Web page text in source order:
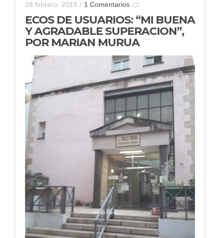
28 febrero, 2019 / 1 Comentarios
ECOS DE USUARIOS: “MI BUENA
Y AGRADABLE SUPERACION”,
POR MARIAN MURUA